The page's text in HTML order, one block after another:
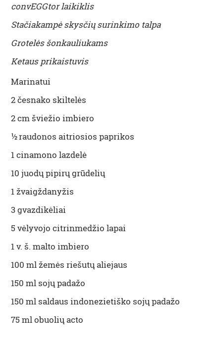
convEGGtor laikiklis
Stačiakampė skysčių surinkimo talpa
Grotelės šonkauliukams
Ketaus prikaistuvis
Marinatui
2 česnako skiltelės
2 cm šviežio imbiero
½ raudonos aitriosios paprikos
1 cinamono lazdelė
10 juodų pipirų grūdelių
1 žvaigždanyžis
3 gvazdikėliai
5 vėlyvojo citrinmedžio lapai
1 v. š. malto imbiero
100 ml žemės riešutų aliejaus
150 ml sojų padažo
150 ml saldaus indonezietiško sojų padažo
75 ml obuolių acto